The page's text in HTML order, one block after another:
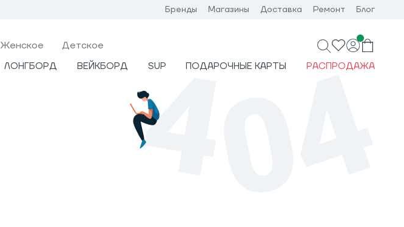
Бренды Магазины Доставка Ремонт Блог
Женское Детское
ЛОНГБОРД ВЕЙКБОРД SUP ПОДАРОЧНЫЕ КАРТЫ РАСПРОДАЖА